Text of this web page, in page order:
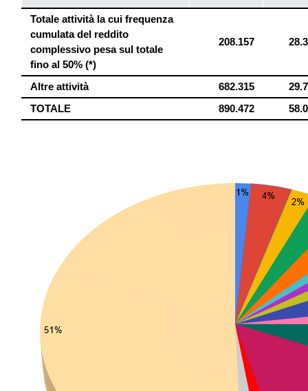
Totale attività la cui frequenza
cumulata del reddito
complessivo pesa sul totale